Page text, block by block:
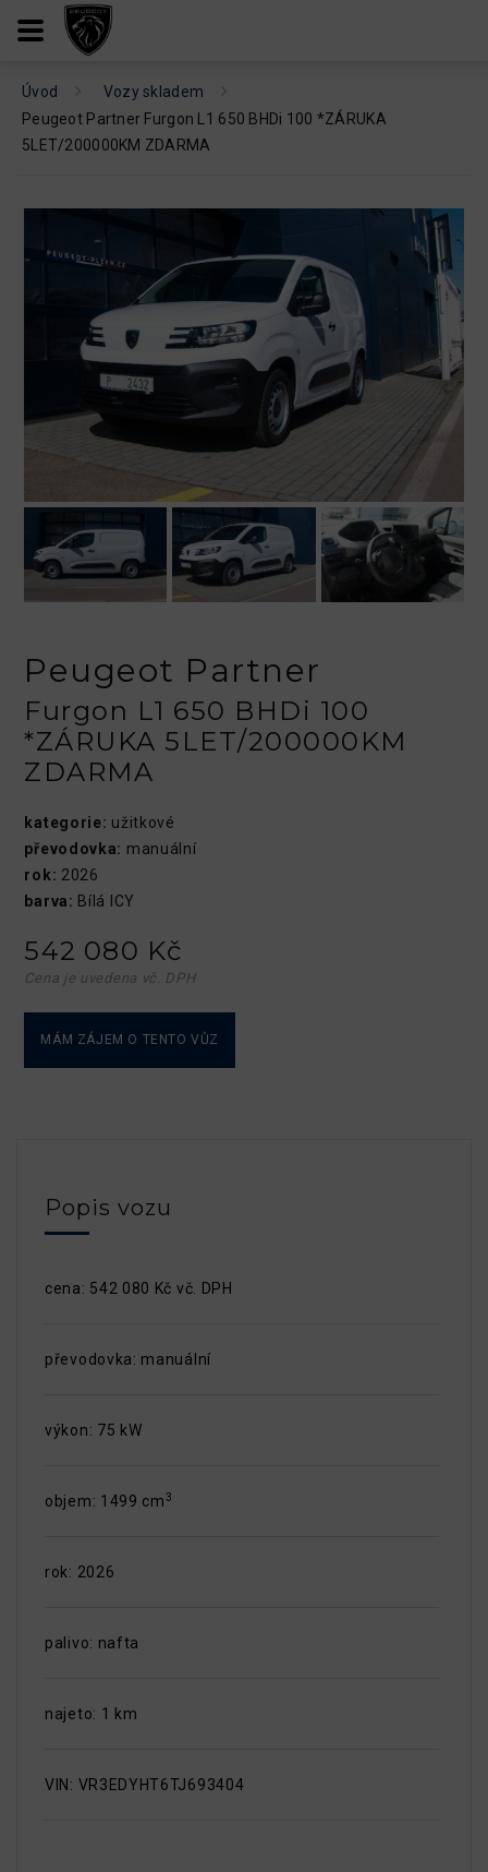
Úvod
Vozy skladem
Peugeot Partner Furgon L1 650 BHDi 100 *ZÁRUKA
5LET/200000KM ZDARMA
Peugeot Partner
Furgon L1 650 BHDi 100
*ZÁRUKA 5LET/200000KM
ZDARMA
kategorie: užitkové
převodovka: manuální
rok: 2026
barva: Bílá ICY
542 080 Kč
Cena je uvedena vč. DPH
MÁM ZÁJEM O TENTO VŮZ
Popis vozu
cena: 542 080 Kč vč. DPH
převodovka: manuální
výkon: 75 kW
objem: 1499 cm3
rok: 2026
palivo: nafta
najeto: 1 km
VIN: VR3EDYHT6TJ693404